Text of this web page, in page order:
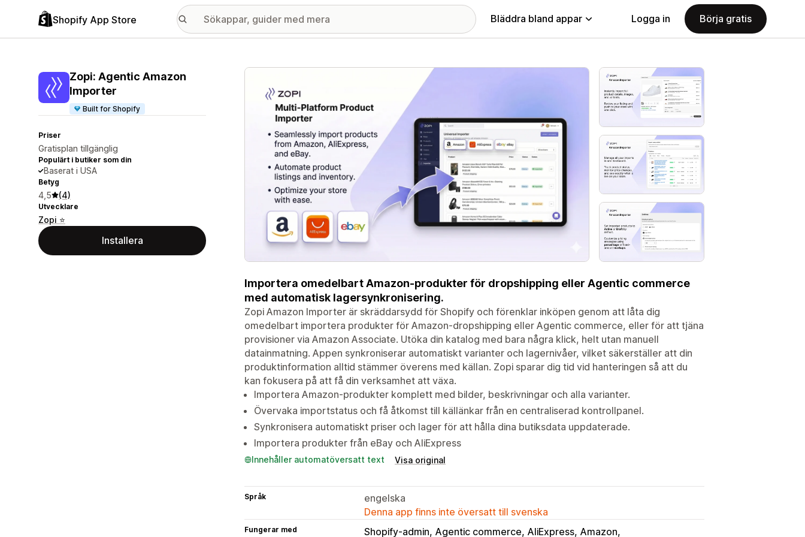
Shopify App Store Bläddra bland appar Logga in Börja gratis
Zopi: Agentic Amazon
Importer
Built for Shopify
Priser
Gratisplan tillgänglig
Populärt i butiker som din
Baserat i USA
Betyg
4,5 (4)
Utvecklare
Zopi ⭐
Installera
Galleri med utvalda bilder
Importera omedelbart Amazon-produkter för dropshipping eller Agentic commerce
med automatisk lagersynkronisering.
Zopi Amazon Importer är skräddarsydd för Shopify och förenklar inköpen genom att låta dig
omedelbart importera produkter för Amazon-dropshipping eller Agentic commerce, eller för att tjäna
provisioner via Amazon Associate. Utöka din katalog med bara några klick, helt utan manuell
datainmatning. Appen synkroniserar automatiskt varianter och lagernivåer, vilket säkerställer att din
produktinformation alltid stämmer överens med källan. Zopi sparar dig tid vid hanteringen så att du
kan fokusera på att få din verksamhet att växa.
Importera Amazon-produkter komplett med bilder, beskrivningar och alla varianter.
Övervaka importstatus och få åtkomst till källänkar från en centraliserad kontrollpanel.
Synkronisera automatiskt priser och lager för att hålla dina butiksdata uppdaterade.
Importera produkter från eBay och AliExpress
Innehåller automatöversatt text Visa original
Språk
engelska
Denna app finns inte översatt till svenska
Fungerar med Shopify-admin Agentic commerce AliExpress Amazon